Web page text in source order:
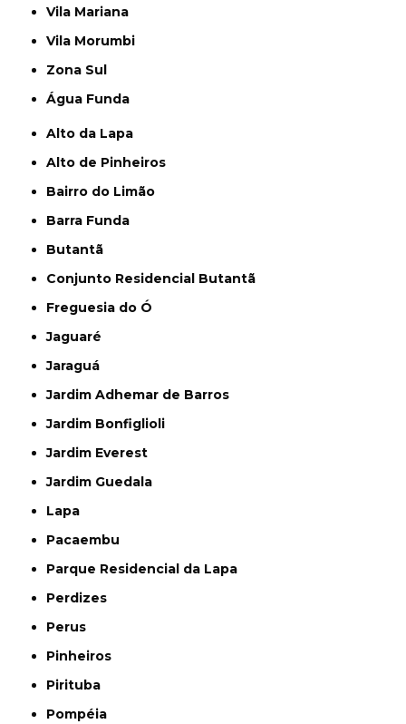
Vila Mariana
Vila Morumbi
Zona Sul
Água Funda
Alto da Lapa
Alto de Pinheiros
Bairro do Limão
Barra Funda
Butantã
Conjunto Residencial Butantã
Freguesia do Ó
Jaguaré
Jaraguá
Jardim Adhemar de Barros
Jardim Bonfiglioli
Jardim Everest
Jardim Guedala
Lapa
Pacaembu
Parque Residencial da Lapa
Perdizes
Perus
Pinheiros
Pirituba
Pompéia